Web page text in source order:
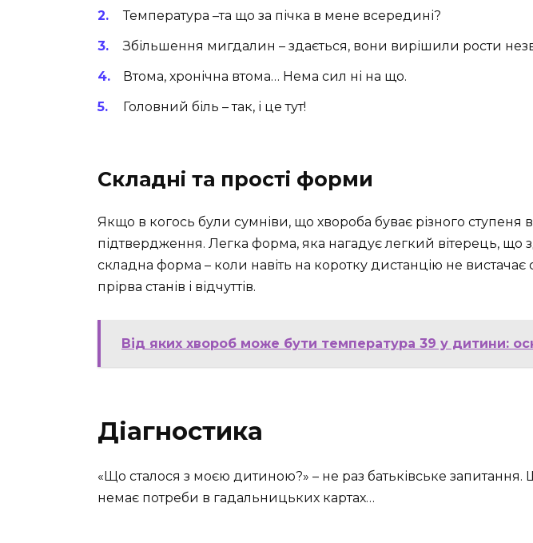
Температура –та що за пічка в мене всередині?
Збільшення мигдалин – здається, вони вирішили рости
Втома, хронічна втома… Нема сил ні на що.
Головний біль – так, і це тут!
Складні та прості форми
Якщо в когось були сумніви, що хвороба буває різного ступеня
підтвердження. Легка форма, яка нагадує легкий вітерець, що
складна форма – коли навіть на коротку дистанцію не
прірва станів і відчуттів.
Від яких хвороб може бути температура 39 у дитини:
Діагностика
«Що сталося з моєю дитиною?» – не раз батьківське запитання.
немає потреби в гадальницьких картах…